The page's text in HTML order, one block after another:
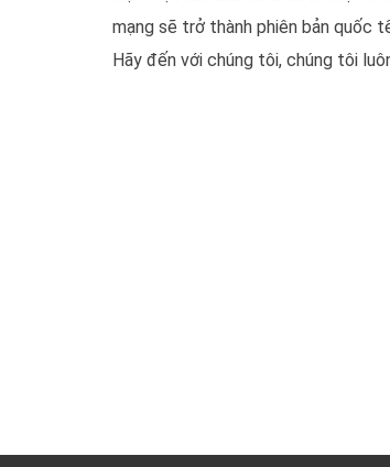
mạng sẽ trở thành phiên bản quốc
Hãy đến với chúng tôi, chúng tôi